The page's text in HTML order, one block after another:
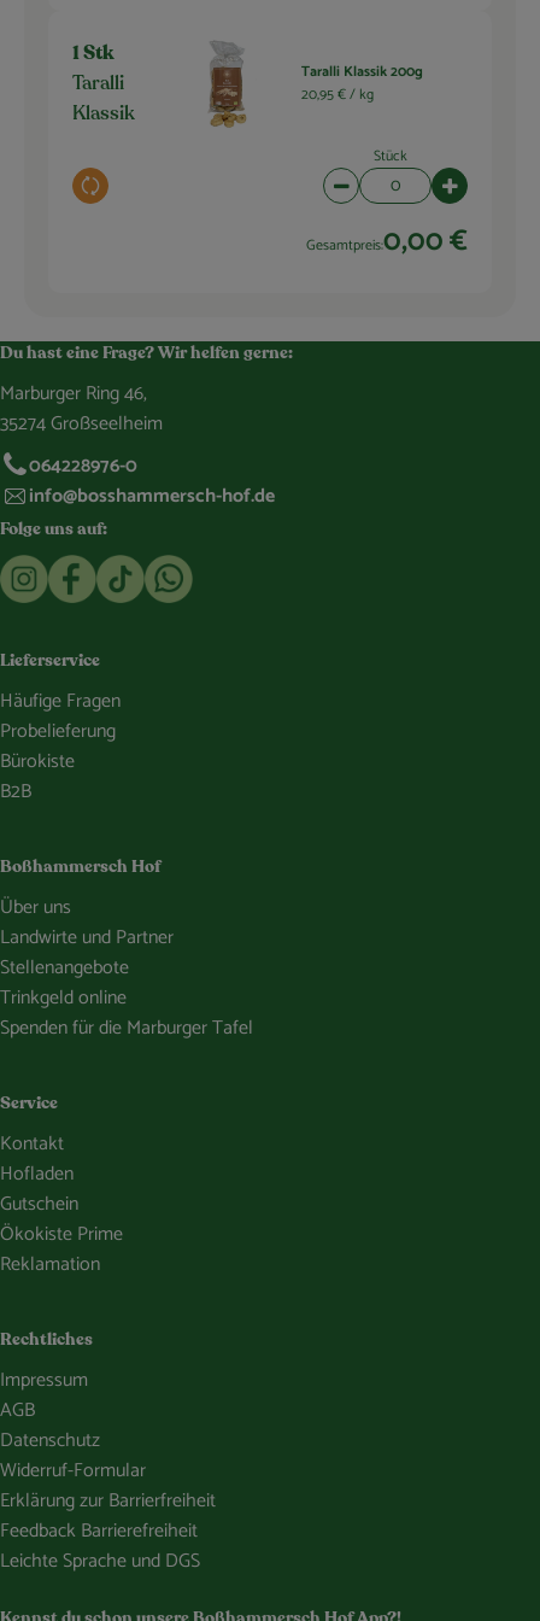
1 Stk
Taralli
Klassik
Auswahl ändern
Taralli Klassik 200g
20,95 € / kg
Stück
Artikelanzahl verringern
Gesamtpreis:0,00 €
Du hast eine Frage? Wir helfen gerne:
Marburger Ring 46,
35274 Großseelheim
064228976-0
info@bosshammersch-hof.de
Folge uns auf:
Externer Link zu https://www.instagram.com/
Externer Link zu https://www.facebook.com/
Externer Link zu https://www.tiktok.com/
Externer Link zu https://whatsapp.com/
Lieferservice
Häufige Fragen
Probelieferung
Bürokiste
B2B
Boßhammersch Hof
Über uns
Landwirte und Partner
Stellenangebote
Trinkgeld online
Spenden für die Marburger Tafel
Service
Kontakt
Hofladen
Gutschein
Ökokiste Prime
Reklamation
Rechtliches
Impressum
AGB
Datenschutz
Widerruf-Formular
Erklärung zur Barrierfreiheit
Feedback Barrierefreiheit
Leichte Sprache und DGS